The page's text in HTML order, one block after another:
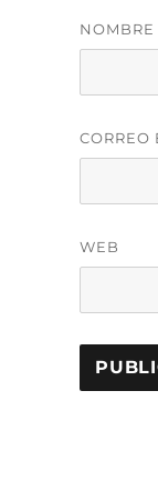
NOMBRE
CORREO
WEB